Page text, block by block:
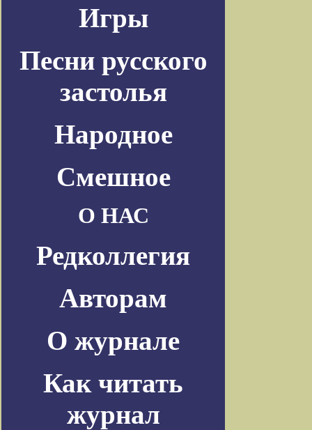
Игры
Песни русского
застолья
Народное
Смешное
О НАС
Редколлегия
Авторам
О журнале
Как читать
журнал